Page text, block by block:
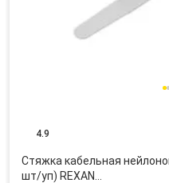
4.9
Стяжка кабельная
шт/уп) REXAN…